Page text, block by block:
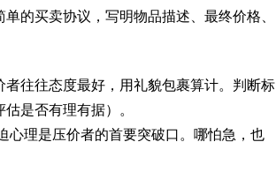
的买卖协议，写明物品描述、最终价格、
往往态度最好，用礼貌包裹算计。判断标
是否有理有据）。
心理是压价者的首要突破口。哪怕急，也